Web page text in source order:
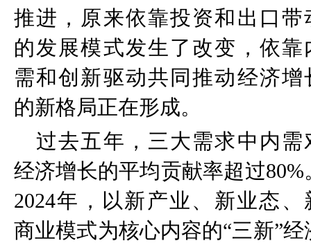
推进，原来依靠投资和出口带
的发展模式发生了改变，依靠
需和创新驱动共同推动经济增
的新格局正在形成。
过去五年，三大需求中内需
经济增长的平均贡献率超过80%
2024年，以新产业、新业态、
商业模式为核心内容的“三新”经